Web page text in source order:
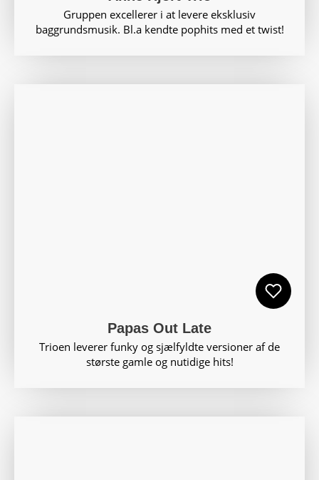
Gruppen excellerer i at levere eksklusiv
baggrundsmusik. Bl.a kendte pophits med et twist!
Papas Out Late
Trioen leverer funky og sjælfyldte versioner af de
største gamle og nutidige hits!